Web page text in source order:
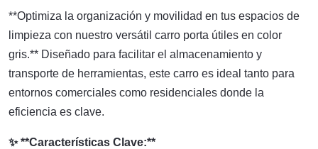
**Optimiza la organización y movilidad en tus espacios de
limpieza con nuestro versátil carro porta útiles en color
gris.** Diseñado para facilitar el almacenamiento y
transporte de herramientas, este carro es ideal tanto para
entornos comerciales como residenciales donde la
eficiencia es clave.
✨ **Características Clave:**